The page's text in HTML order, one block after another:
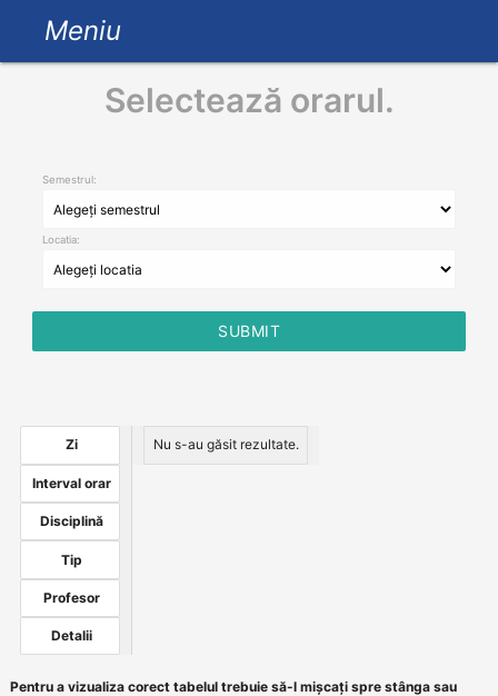
Meniu
Selectează orarul.
Semestrul:
Locatia:
Zi
Interval orar
Disciplină
Tip
Profesor
Detalii
Nu s-au găsit rezultate.
Pentru a vizualiza corect tabelul trebuie să-l mișcați spre stânga sau